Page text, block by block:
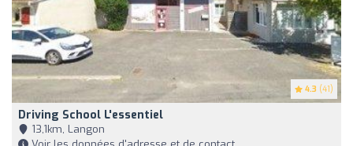
4.3 (41)
Driving School L'essentiel
13,1km, Langon